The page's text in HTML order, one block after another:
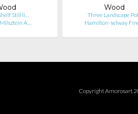
Still li…
A…
Wood
Three Landscape
Hamilton-selway
Copyright Amorosart